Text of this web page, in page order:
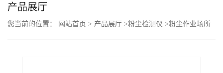
页
公
产品展厅
您当前的位置： 网站首页 > 产品展厅 >粉尘检测仪 >粉尘作业场所